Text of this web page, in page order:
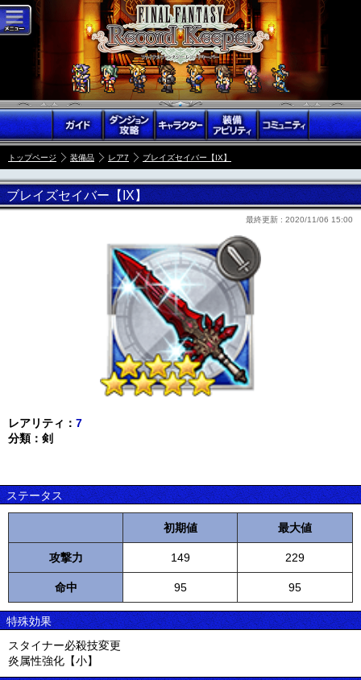
トップページ 装備品 レア7 ブレイズセイバー【IX】
ブレイズセイバー【IX】
最終更新 : 2020/11/06 15:00
レアリティ： 7
分類：剣
ステータス
初期値 最大値
攻撃力 149 229
命中 95 95
特殊効果
スタイナー必殺技変更
炎属性強化【小】